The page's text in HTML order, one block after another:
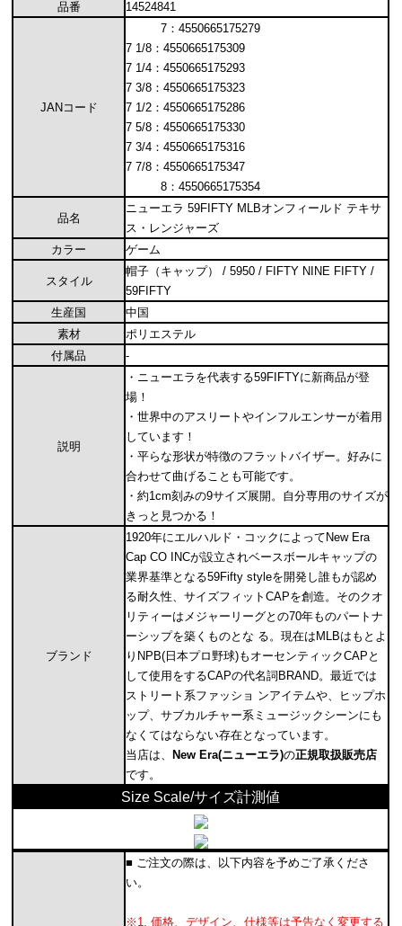
品番 14524841
JANコード
7：4550665175279
7 1/8：4550665175309
7 1/4：4550665175293
7 3/8：4550665175323
7 1/2：4550665175286
7 5/8：4550665175330
7 3/4：4550665175316
7 7/8：4550665175347
8：4550665175354
品名
ニューエラ 59FIFTY MLBオンフィールド テキサ
ス・レンジャーズ
カラー
ゲーム
スタイル
帽子（キャップ） / 5950 / FIFTY NINE FIFTY /
59FIFTY
生産国
中国
素材
ポリエステル
付属品
-
説明
・ニューエラを代表する59FIFTYに新商品が登
場！
・世界中のアスリートやインフルエンサーが着用
しています！
・平らな形状が特徴のフラットバイザー。好みに
合わせて曲げることも可能です。
・約1cm刻みの9サイズ展開。自分専用のサイズが
きっと見つかる！
ブランド
1920年にエルハルド・コックによってNew Era
Cap CO INCが設立されベースボールキャップの
業界基準となる59Fifty styleを開発し誰もが認め
る耐久性、サイズフィットCAPを創造。そのクオ
リティーはメジャーリーグとの70年ものパートナ
ーシップを築くものとな る。現在はMLBはもとよ
りNPB(日本プロ野球)もオーセンティックCAPと
して使用をするCAPの代名詞BRAND。最近では
ストリート系ファッショ ンアイテムや、ヒップホ
ップ、サブカルチャー系ミュージックシーンにも
なくてはならない存在となっています。
当店は、
New Era(ニューエラ)の正規取扱販売店
です。
Size Scale/サイズ計測値
■ ご注文の際は、以下内容を予めご了承くださ
い。
※1. 価格、デザイン、仕様等は予告なく変更する